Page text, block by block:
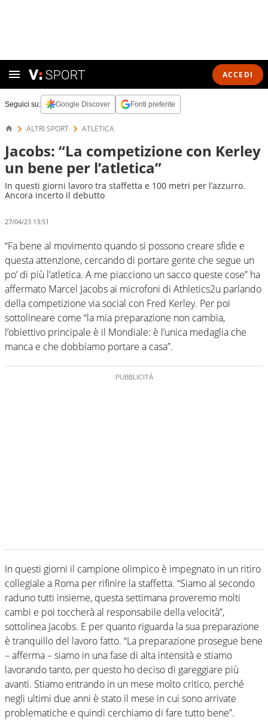
ACCEDI
Seguici su: Google Discover Fonti preferite
ALTRI SPORT ATLETICA
Jacobs: “La competizione con Kerley
un bene per l’atletica”
In questi giorni lavoro tra staffetta e 100 metri per l’azzurro.
Ancora incerto il debutto
27/04/23 13:51
“Fa bene al movimento quando si possono creare sfide e
questa attenzione, cercando di portare gente che segue un
po’ di più l’atletica. A me piacciono un sacco queste cose” ha
affermato Marcel Jacobs ai microfoni di Athletics2u parlando
della competizione via social con Fred Kerley. Per poi
sottolineare come “la mia preparazione non cambia,
l’obiettivo principale è il Mondiale: è l’unica medaglia che
manca e che dobbiamo portare a casa”.
In questi giorni il campione olimpico è impegnato in un ritiro
collegiale a Roma per rifinire la staffetta. “Siamo al secondo
raduno tutti insieme, questa settimana proveremo molti
cambi e poi toccherà al responsabile della velocità”,
sottolinea Jacobs. E per quanto riguarda la sua preparazione
è tranquillo del lavoro fatto. “La preparazione prosegue bene
– afferma – siamo in una fase di alta intensità e stiamo
lavorando tanto, per questo ho deciso di gareggiare più
avanti. Stiamo entrando in un mese molto critico, perché
negli ultimi due anni è stato il mese in cui sono arrivate
problematiche e quindi cerchiamo di fare tutto bene”.